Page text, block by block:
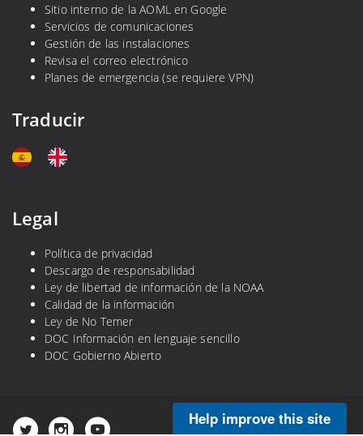
Sitio interno de la AOML en Google
Servicios de comunicaciones
Gestión de las instalaciones
Revisa el correo electrónico
Planes de emergencia (se requiere VPN)
Traducir
Legal
Política de privacidad
Descargo de responsabilidad
Ley de libertad de información de la NOAA
Calidad de la información
Ley de No Temer
DOC Información en lenguaje sencillo
DOC Gobierno Abierto
Help improve this site